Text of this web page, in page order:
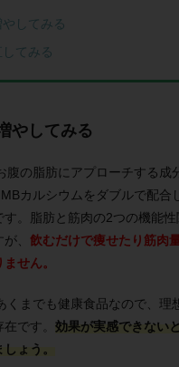
してみる
てみる
やしてみる
腹の脂肪にアプローチする成
カルシウムをダブルで配合
す。脂肪と筋肉の2つの機能
、 飲むだけで痩せたり筋肉
せん。
くまでも健康食品なので、理
です。 効果が実感できない
ょう。